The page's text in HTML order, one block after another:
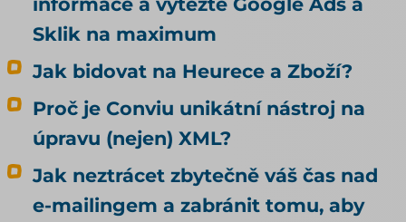
myslí. Kvalitní data rozhodují o tom, jestli vás
umělá inteligence doporučí. To, jestli u vás
článek je proto o nakupování, ne o
doporučování. Odpovídá na tři otázky: Může u
mě agent nakoupit už dnes, i když jsem to
nikde nepovolil? Co bych musel udělat, aby u
mě mohl nakupovat oficiálně, a vyplatí se to?
Kdo zaplatí škodu, když agent koupí něco
jiného, než měl? Jak vás má umělá inteligence
Sklik na maximum
Jak bidovat na Heurece a Zboží?
Proč je Conviu unikátní nástroj na
úpravu (nejen) XML?
Jak neztrácet zbytečně váš čas nad
e-mailingem a zabránit tomu, aby